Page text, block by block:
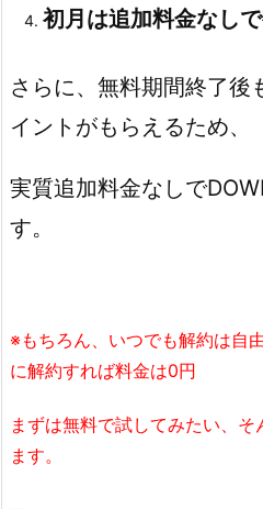
初月は追加料金なしで
さらに、無料期間終了後
イントがもらえるため、
実質追加料金なしで
す。
※もちろん、いつでも解約は自
に解約すれば料金は0円
まずは無料で試してみたい、
ます。